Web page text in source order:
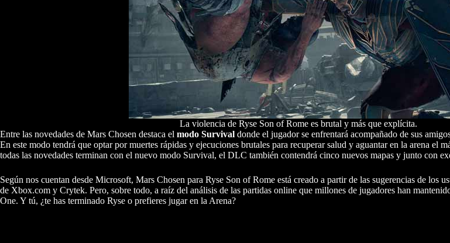
La violencia de Ryse Son of Rome es brutal y más que explícita.
Entre las novedades de Mars Chosen destaca el modo Survival donde el jugador se enfrentará acompañado de sus
En este modo tendrá que optar por muertes rápidas y ejecuciones brutales para recuperar salud y aguantar en la arena el
todas las novedades terminan con el nuevo modo Survival, el DLC también contendrá cinco nuevos mapas y junto con
Según nos cuentan desde Microsoft, Mars Chosen para Ryse Son of Rome está creado a partir de las sugerencias de los
de Xbox.com y Crytek. Pero, sobre todo, a raíz del análisis de las partidas online que millones de jugadores han
One. Y tú, ¿te has terminado Ryse o prefieres jugar en la Arena?